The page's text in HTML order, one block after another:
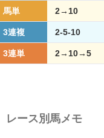
馬単 2→10
3連複 2-5-10
3連単 2→10→5
レース別馬メモ